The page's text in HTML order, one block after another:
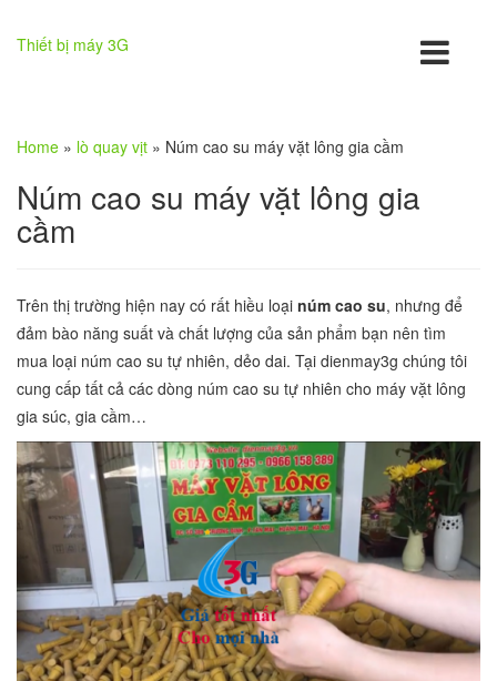
Thiết bị máy 3G
Home » lò quay vịt » Núm cao su máy vặt lông gia cầm
Núm cao su máy vặt lông gia
cầm
Trên thị trường hiện nay có rất hiều loại núm cao su, nhưng để
đảm bào năng suất và chất lượng của sản phẩm bạn nên tìm
mua loại núm cao su tự nhiên, dẻo dai. Tại dienmay3g chúng tôi
cung cấp tất cả các dòng núm cao su tự nhiên cho máy vặt lông
gia súc, gia cầm…